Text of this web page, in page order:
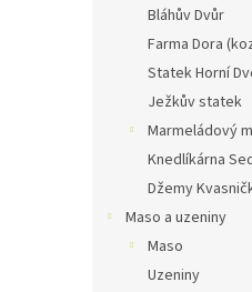
Bláhův Dvůr
Farma Dora
Statek Horní
Ježkův statek
Marmeládový
Knedlíkárna
Džemy
Maso a uzeniny
Maso
Uzeniny